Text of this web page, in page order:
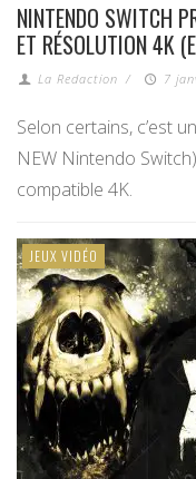
NINTENDO SWITCH
ET RÉSOLUTION 4K
La Redaction / 7
Selon certains, c’est
NEW Nintendo
compatible 4K.
JEUX VIDÉO